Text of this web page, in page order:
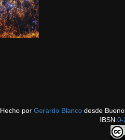
Hecho por Gerardo Blanco desde
IBSN:0-